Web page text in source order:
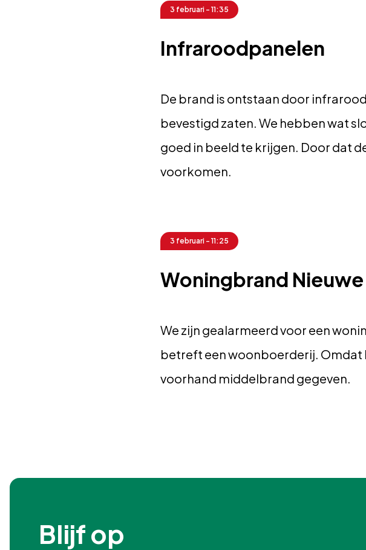
3 februari - 11:35
Infraroodpanelen
De brand is ontstaan door
bevestigd zaten. We hebben wat
goed in beeld te krijgen. Door dat
voorkomen.
3 februari - 11:25
Woningbrand
We zijn gealarmeerd voor een
betreft een woonboerderij. Omdat
voorhand middelbrand gegeven.
Blijf op